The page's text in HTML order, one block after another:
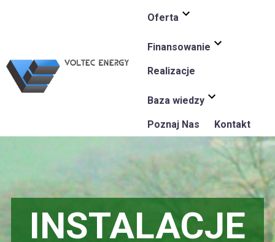
Oferta
Finansowanie
Realizacje
Baza wiedzy
Poznaj Nas Kontakt
INSTALACJE